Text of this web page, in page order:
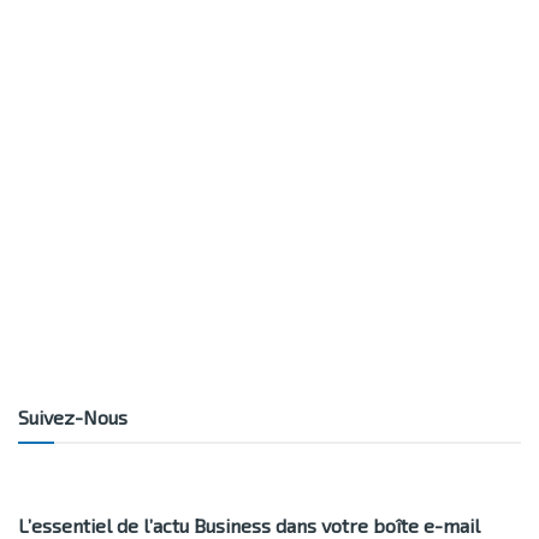
Suivez-Nous
L’essentiel de l’actu Business dans votre boîte e-mail